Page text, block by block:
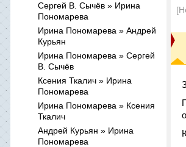
Сергей В. Сычёв » Ирина
Пономарева
Ирина Пономарева » Андрей
Курьян
Ирина Пономарева » Сергей
В. Сычёв
Ксения Ткалич » Ирина
Пономарева
Ирина Пономарева » Ксения
Ткалич
Андрей Курьян » Ирина
Пономарева